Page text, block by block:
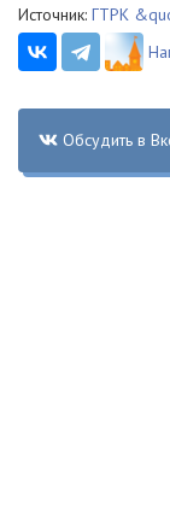
Источник: ГТРК
Обсудить в